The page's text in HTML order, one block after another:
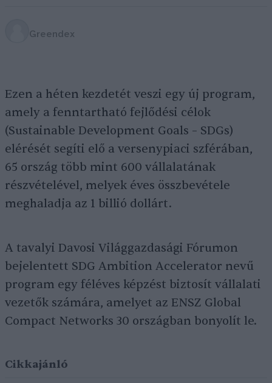
Greendex
Ezen a héten kezdetét veszi egy új program,
amely a fenntartható fejlődési célok
(Sustainable Development Goals – SDGs)
elérését segíti elő a versenypiaci szférában,
65 ország több mint 600 vállalatának
részvételével, melyek éves összbevétele
meghaladja az 1 billió dollárt.
A tavalyi Davosi Világgazdasági Fórumon
bejelentett SDG Ambition Accelerator nevű
program egy féléves képzést biztosít vállalati
vezetők számára, amelyet az ENSZ Global
Compact Networks 30 országban bonyolít le.
Cikkajánló